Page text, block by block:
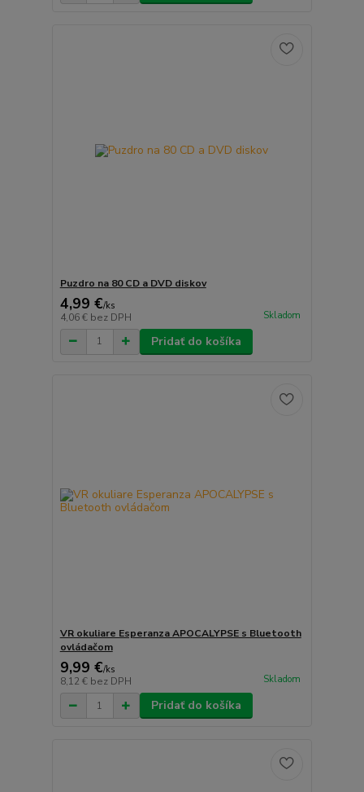
Puzdro na 80 CD a DVD diskov
4,99 €/ks
4,06 € bez DPH Skladom
Pridať do košíka
VR okuliare Esperanza APOCALYPSE s Bluetooth
ovládačom
9,99 €/ks
8,12 € bez DPH Skladom
Pridať do košíka